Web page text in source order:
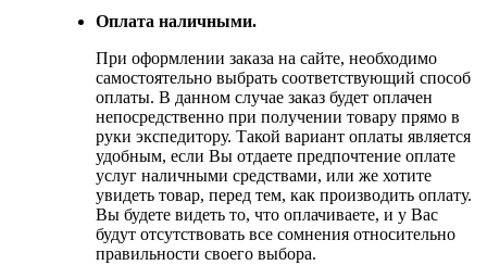
Оплата наличными.
При оформлении заказа на сайте, необходимо
самостоятельно выбрать соответствующий способ
оплаты. В данном случае заказ будет оплачен
непосредственно при получении товару прямо в
руки экспедитору. Такой вариант оплаты является
удобным, если Вы отдаете предпочтение оплате
услуг наличными средствами, или же хотите
увидеть товар, перед тем, как производить оплату.
Вы будете видеть то, что оплачиваете, и у Вас
будут отсутствовать все сомнения относительно
правильности своего выбора.